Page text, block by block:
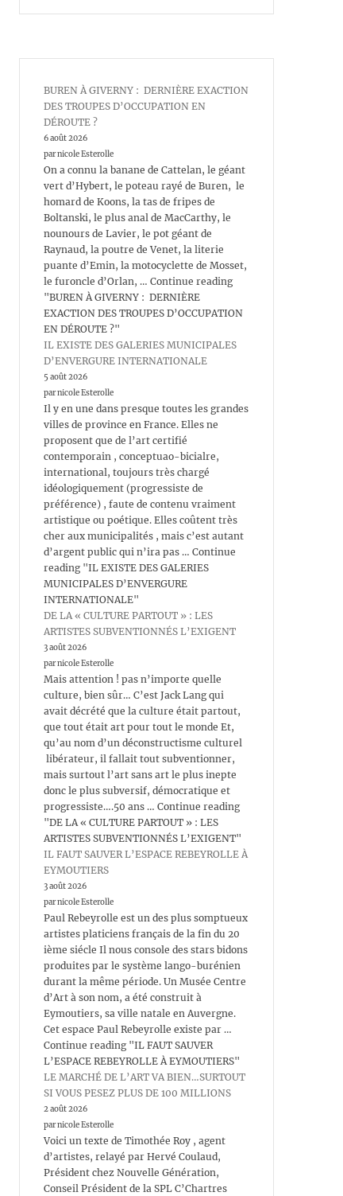
BUREN À GIVERNY : DERNIÈRE EXACTION
DES TROUPES D’OCCUPATION EN
DÉROUTE ?
6 août 2026
par nicole Esterolle
On a connu la banane de Cattelan, le géant
vert d’Hybert, le poteau rayé de Buren, le
homard de Koons, la tas de fripes de
Boltanski, le plus anal de MacCarthy, le
nounours de Lavier, le pot géant de
Raynaud, la poutre de Venet, la literie
puante d’Emin, la motocyclette de Mosset,
le furoncle d’Orlan, … Continue reading
"BUREN À GIVERNY : DERNIÈRE
EXACTION DES TROUPES D’OCCUPATION
EN DÉROUTE ?"
IL EXISTE DES GALERIES MUNICIPALES
D’ENVERGURE INTERNATIONALE
5 août 2026
par nicole Esterolle
Il y en une dans presque toutes les grandes
villes de province en France. Elles ne
proposent que de l’art certifié
contemporain , conceptuao-bicialre,
international, toujours très chargé
idéologiquement (progressiste de
préférence) , faute de contenu vraiment
artistique ou poétique. Elles coûtent très
cher aux municipalités , mais c’est autant
d’argent public qui n’ira pas … Continue
reading "IL EXISTE DES GALERIES
MUNICIPALES D’ENVERGURE
INTERNATIONALE"
DE LA « CULTURE PARTOUT » : LES
ARTISTES SUBVENTIONNÉS L’EXIGENT
3 août 2026
par nicole Esterolle
Mais attention ! pas n’importe quelle
culture, bien sûr… C’est Jack Lang qui
avait décrété que la culture était partout,
que tout était art pour tout le monde Et,
qu’au nom d’un déconstructisme culturel
libérateur, il fallait tout subventionner,
mais surtout l’art sans art le plus inepte
donc le plus subversif, démocratique et
progressiste….50 ans … Continue reading
"DE LA « CULTURE PARTOUT » : LES
ARTISTES SUBVENTIONNÉS L’EXIGENT"
IL FAUT SAUVER L’ESPACE REBEYROLLE À
EYMOUTIERS
3 août 2026
par nicole Esterolle
Paul Rebeyrolle est un des plus somptueux
artistes platiciens français de la fin du 20
ième siécle Il nous console des stars bidons
produites par le système lango-burénien
durant la même période. Un Musée Centre
d’Art à son nom, a été construit à
Eymoutiers, sa ville natale en Auvergne.
Cet espace Paul Rebeyrolle existe par …
Continue reading "IL FAUT SAUVER
L’ESPACE REBEYROLLE À EYMOUTIERS"
LE MARCHÉ DE L’ART VA BIEN…SURTOUT
SI VOUS PESEZ PLUS DE 100 MILLIONS
2 août 2026
par nicole Esterolle
Voici un texte de Timothée Roy , agent
d’artistes, relayé par Hervé Coulaud,
Président chez Nouvelle Génération,
Conseil Président de la SPL C’Chartres